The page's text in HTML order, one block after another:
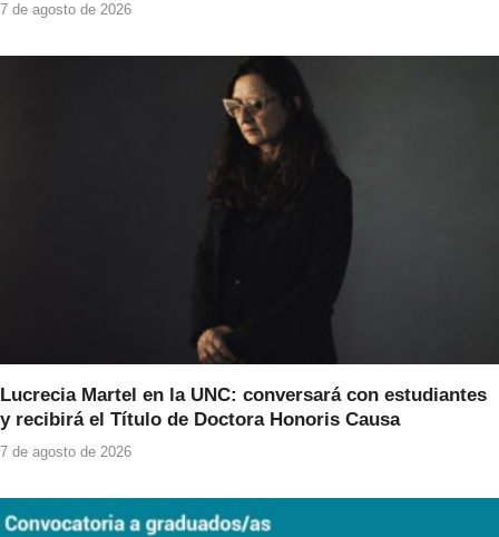
7 de agosto de 2026
Lucrecia Martel en la UNC: conversará con estudiantes
y recibirá el Título de Doctora Honoris Causa
7 de agosto de 2026